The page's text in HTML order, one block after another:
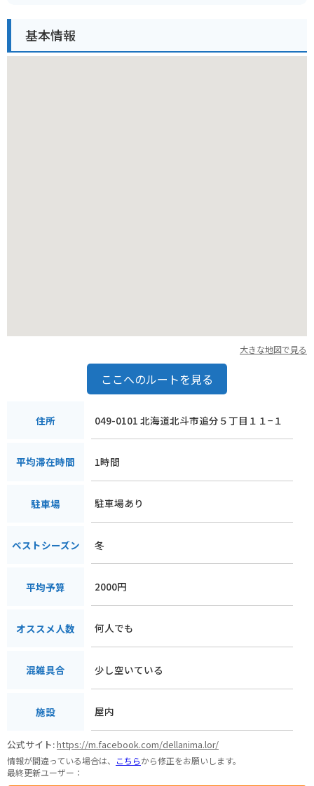
季節限定のピッツァです。
基本情報
大きな地図で見る
ここへのルートを見る
住所 049-0101 北海道北斗市追分５丁目１１−１
平均滞在時間 1時間
駐車場 駐車場あり
ベストシーズン 冬
平均予算 2000円
オススメ人数 何人でも
混雑具合 少し空いている
施設 屋内
公式サイト:https://m.facebook.com/dellanima.lor/
情報が間違っている場合は、 こちらから修正をお願いします。
最終更新ユーザー：